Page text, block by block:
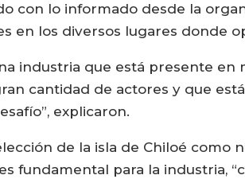
con lo informado desde la
en los diversos lugares donde
industria que está presente
cantidad de actores y que
explicaron.
de la isla de Chiloé como
fundamental para la industria,